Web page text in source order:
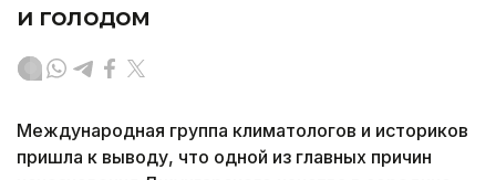
и голодом
Международная группа климатологов и историков
пришла к выводу, что одной из главных причин